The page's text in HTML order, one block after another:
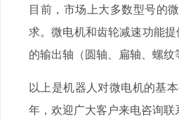
目前，市场上大多数型号的
求。微电机和齿轮减速功能
的输出轴（圆轴、扁轴、螺纹
以上是机器人对微电机的基
年，欢迎广大客户来电咨询